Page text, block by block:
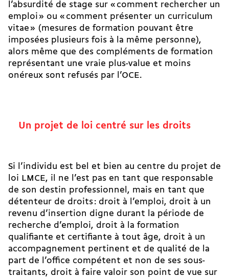
l’absurdité de stage sur « comment rechercher un
emploi » ou « comment présenter un curriculum
vitae » (mesures de formation pouvant être
imposées plusieurs fois à la même personne),
alors même que des compléments de formation
représentant une vraie plus-value et moins
onéreux sont refusés par l’OCE.
Un projet de loi centré sur les droits
Si l’individu est bel et bien au centre du projet de
loi LMCE, il ne l’est pas en tant que responsable
de son destin professionnel, mais en tant que
détenteur de droits : droit à l’emploi, droit à un
revenu d’insertion digne durant la période de
recherche d’emploi, droit à la formation
qualifiante et certifiante à tout âge, droit à un
accompagnement pertinent et de qualité de la
part de l’office compétent et non de ses sous-
traitants, droit à faire valoir son point de vue sur